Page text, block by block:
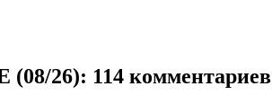
26): 114 комментариев